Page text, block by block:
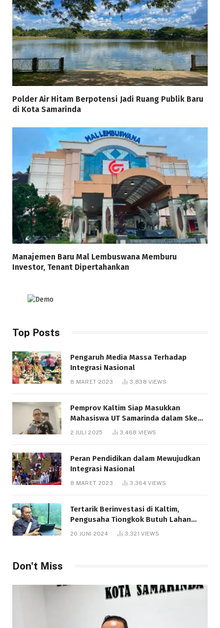
Polder Air Hitam Berpotensi Jadi Ruang Publik Baru
di Kota Samarinda
Manajemen Baru Mal Lembuswana Memburu
Investor, Tenant Dipertahankan
Top Posts
Pengaruh Media Massa Terhadap
Integrasi Nasional
8 MARET 2023 3,838VIEWS
Pemprov Kaltim Siap Masukkan
Mahasiswa UT Samarinda dalam Skema
Bantuan Pendidikan Gratispol
2 JULI 2025 3,468 VIEWS
Peran Pendidikan dalam Mewujudkan
Integrasi Nasional
8 MARET 2023 3,364VIEWS
Tertarik Berinvestasi di Kaltim,
Pengusaha Tiongkok Butuh Lahan
1.000 Hektare
20 JUNI 2024 3,321VIEWS
Don't Miss